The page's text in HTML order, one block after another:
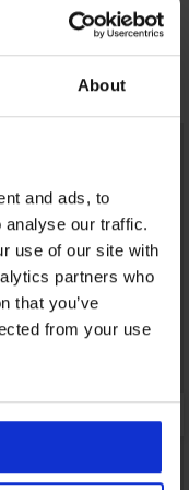
About
and ads, to
analyse our traffic.
use of our site with
partners who
that you’ve
from your use
κομμάτια